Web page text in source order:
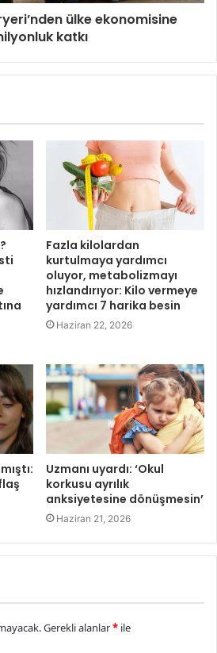
ülke ekonomisine
katkı
Fazla kilolardan
kurtulmaya yardımcı
oluyor, metabolizmayı
hızlandırıyor: Kilo vermeye
yardımcı 7 harika besin
Haziran 22, 2026
Uzmanı uyardı: ‘Okul
korkusu ayrılık
anksiyetesine dönüşmesin’
Haziran 21, 2026
Gerekli alanlar* ile